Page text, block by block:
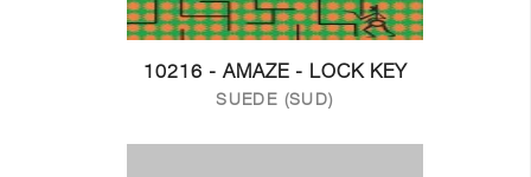
10216 - AMAZE - LOCK KEY
SUEDE (SUD)